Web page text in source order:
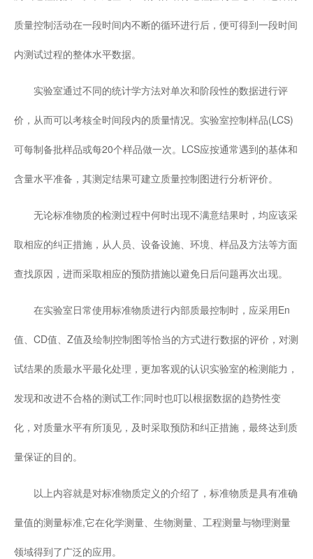
质量控制活动在一段时间内不断的循环进行后，便可得到一段时间
内测试过程的整体水平数据。
实验室通过不同的统计学方法对单次和阶段性的数据进行评
价，从而可以考核全时间段内的质量情况。实验室控制样品(LCS)
可每制备批样品或每20个样品做一次。LCS应按通常遇到的基体和
含量水平准备，其测定结果可建立质量控制图进行分析评价。
无论标准物质的检测过程中何时出现不满意结果时，均应该采
取相应的纠正措施，从人员、设备设施、环境、样品及方法等方面
查找原因，进而采取相应的预防措施以避免日后问题再次出现。
在实验室日常使用标准物质进行内部质最控制时，应采用En
值、CD值、Z值及绘制控制图等恰当的方式进行数据的评价，对测
试结果的质最水平最化处理，更加客观的认识实验室的检测能力，
发现和改进不合格的测试工作;同时也叮以根据数据的趋势性变
化，对质量水平有所顶见，及时采取预防和纠正措施，最终达到质
量保证的目的。
以上内容就是对标准物质定义的介绍了，标准物质是具有准确
量值的测量标准,它在化学测量、生物测量、工程测量与物理测量
领域得到了广泛的应用。